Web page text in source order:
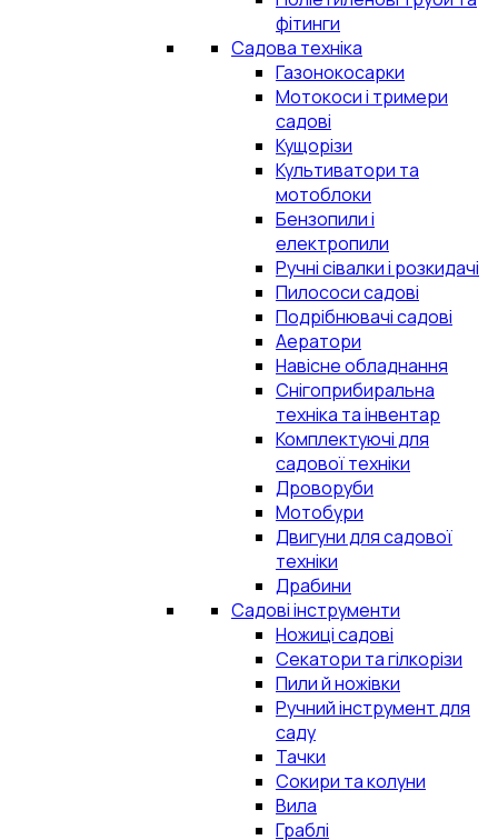
фітинги
Садова техніка
Газонокосарки
Мотокоси і тримери
садові
Кущорізи
Культиватори та
мотоблоки
Бензопили і
електропили
Ручні сівалки і розкидачі
Пилососи садові
Подрібнювачі садові
Аератори
Навісне обладнання
Снігоприбиральна
техніка та інвентар
Комплектуючі для
садової техніки
Дроворуби
Мотобури
Двигуни для садової
техніки
Драбини
Садові інструменти
Ножиці садові
Секатори та гілкорізи
Пили й ножівки
Ручний інструмент для
саду
Тачки
Сокири та колуни
Вила
Граблі